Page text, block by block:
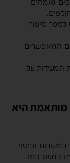
מומחים
סיפור,
המאפשרים
המעידות על
מותאמת היא
וביטוי
כמעט כמו